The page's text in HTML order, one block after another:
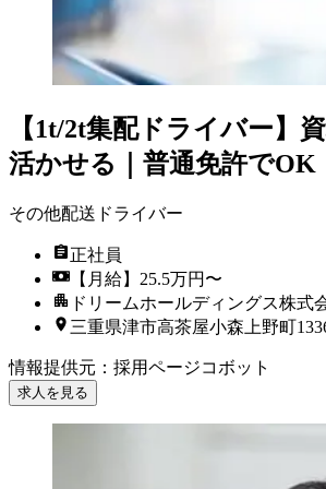
【1t/2t集配ドライバー】
活かせる｜普通免許でOK
その他配送ドライバー
正社員
【月給】25.5万円〜
ドリームホールディングス株式
三重県津市高茶屋小森上野町
情報提供元 ： 採用ページコボット
求人を見る